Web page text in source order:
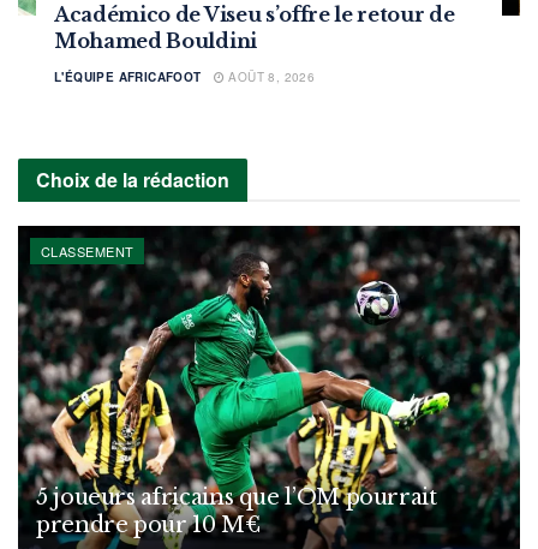
Académico de Viseu s’offre le retour de
Mohamed Bouldini
L'ÉQUIPE AFRICAFOOT AOÛT 8, 2026
Choix de la rédaction
CLASSEMENT
5 joueurs africains que l’OM pourrait
prendre pour 10 M€